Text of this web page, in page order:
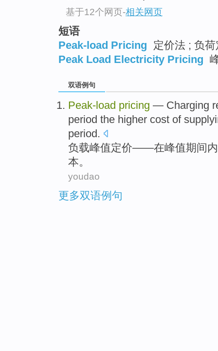
基于12个网页-相关网页
短语
Peak-load Pricing 定价法 ; 负
Peak Load Electricity Pricing
双语例句
Peak- load pricing — Charging
period the higher cost of
period.
负载峰值定价——在峰值期间内
本。
youdao
更多双语例句